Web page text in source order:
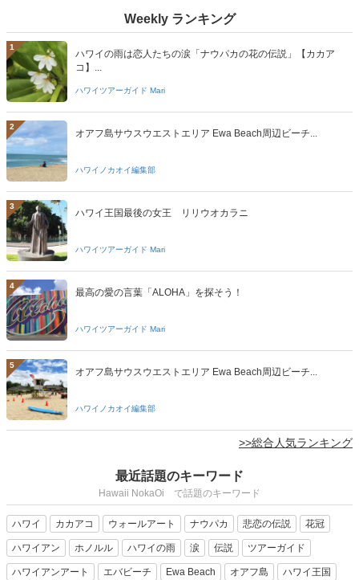
Weekly ランキング
1
ハワイの雨は恋人たちの涙「ナウパカの花の伝説」【カカア
コ】...
ハワイツアーガイド Mari
2
オアフ島サウスウエストエリア Ewa Beach周辺ビーチ...
ハワイノカオイ編集部
3
ハワイ王国最後の女王 リリウオカラニ
ハワイツアーガイド Mari
4
最高の愛の言葉「ALOHA」を探そう！
ハワイツアーガイド Mari
5
オアフ島サウスウエストエリア Ewa Beach周辺ビーチ...
ハワイノカオイ編集部
>>総合人気ランキング
最近話題のキーワード
Hawaii NokaOi で話題のキーワード
ハワイ カカアコ ウォールアート ナウパカ 悲恋の伝説 花冠
ハワイアン ホノルル ハワイの雨 涙 伝説 ツアーガイド
ハワイアンアート エバビーチ Ewa Beach オアフ島 ハワイ王国